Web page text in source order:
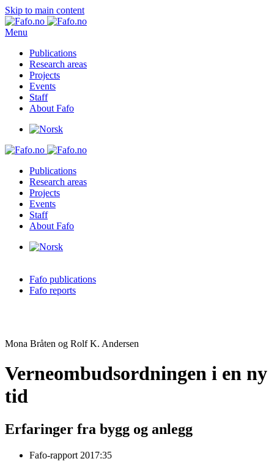
Skip to main content
Menu
Publications
Research areas
Projects
Events
Staff
About Fafo
Publications
Research areas
Projects
Events
Staff
About Fafo
Fafo publications
Fafo reports
Mona Bråten og Rolf K. Andersen
Verneombudsordningen i en ny
tid
Erfaringer fra bygg og anlegg
Fafo-rapport 2017:35